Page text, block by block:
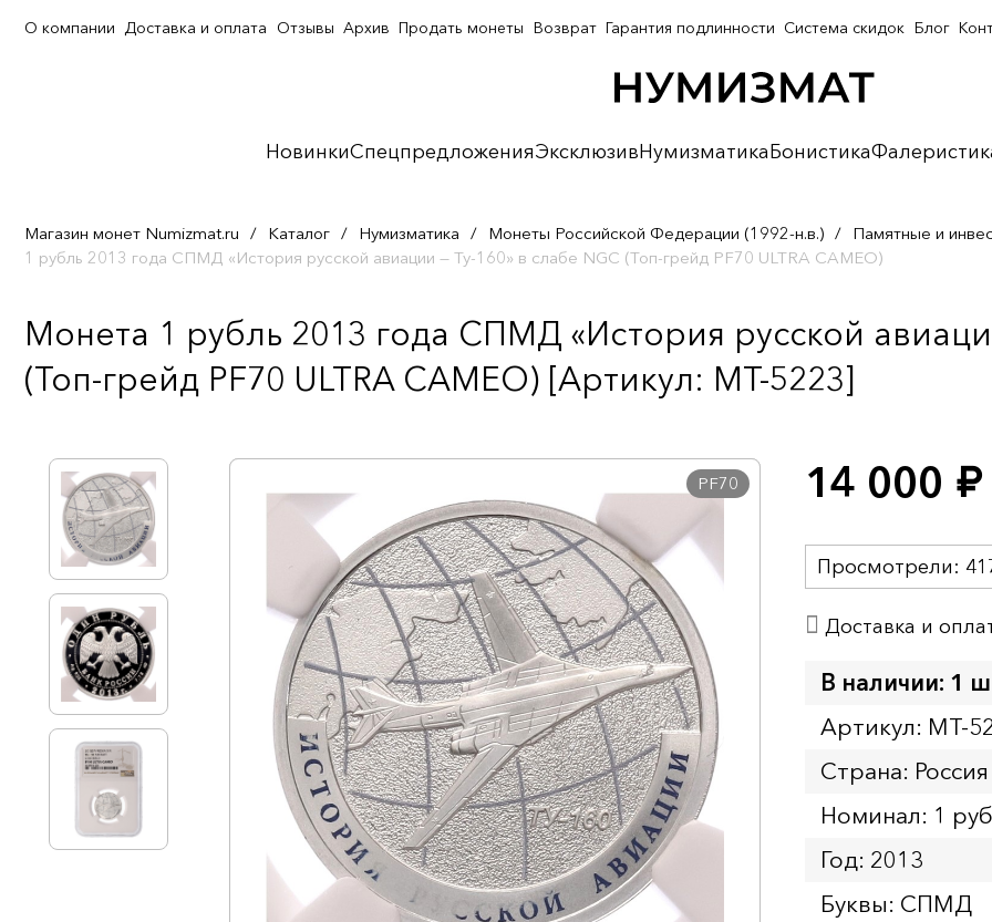
НовинкиСпецпредложенияЭксклюзивНумизматикаБонистика
О компании Доставка и оплата Отзывы Архив Продать монеты Возврат Гарантия подлинности Система скидок Блог
Магазин монет Numizmat.ru / Каталог / Нумизматика / Монеты Российской Федерации (1992-н.в.) / Памятные и
1 рубль 2013 года СПМД «История русской авиации — Ту-160» в слабе NGC (Топ-грейд PF70 ULTRA CAMEO)
Монета 1 рубль 2013 года СПМД «История русской
(Топ-грейд PF70 ULTRA CAMEO) [Артикул: MT-5223]
PF70 14 000 руб.
Просмотрели:
Доставка и
В наличии: 1
Артикул: MT-
Страна: Россия
Номинал: 1
Год: 2013
Буквы: СПМД